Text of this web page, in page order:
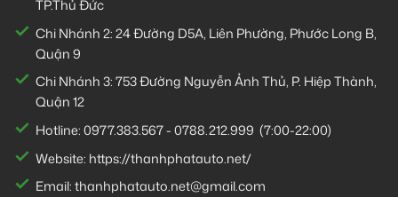
TP.Thủ Đức
Chi Nhánh 2:24 Đường D5A, Liên Phường, Phước Long B,
Quận 9
Chi Nhánh 3:753 Đường Nguyễn Ảnh Thủ, P. Hiệp Thành,
Quận 12
Hotline:0977.383.567-0788.212.999 (7:00-22:00)
Website: https://thanhphatauto.net/
Email:thanhphatauto.net@gmail.com